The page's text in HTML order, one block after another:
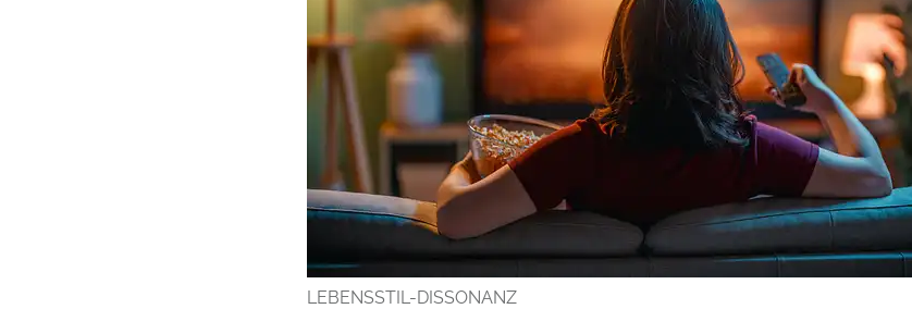
LEBENSSTIL-DISSONANZ